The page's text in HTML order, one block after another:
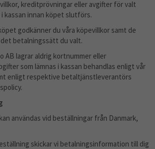
kreditprövningar eller avgifter för valt
kassan innan köpet slutförs.
godkänner du våra köpevillkor samt de
betalningssätt du valt.
AB lagrar aldrig kortnummer eller
som lämnas i kassan behandlas enligt vår
enligt respektive betaltjänstleverantörs
användas vid beställningar från Danmark,
skickar vi betalningsinformation till dig